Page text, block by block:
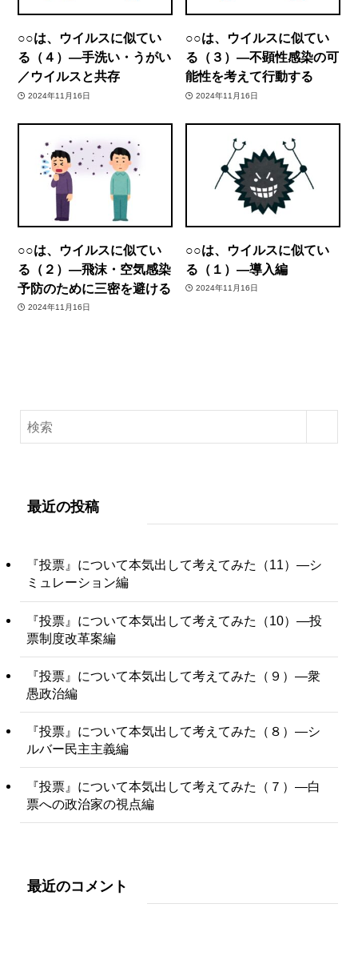
○○は、ウイルスに似てい
る（４）―手洗い・うがい
／ウイルスと共存
2024年11月16日
○○は、ウイルスに似てい
る（３）―不顕性感染の可
能性を考えて行動する
2024年11月16日
○○は、ウイルスに似てい
る（２）―飛沫・空気感染
予防のために三密を避ける
2024年11月16日
○○は、ウイルスに似てい
る（１）―導入編
2024年11月16日
最近の投稿
『投票』について本気出して考えてみた（11）―シ
ミュレーション編
『投票』について本気出して考えてみた（10）―投
票制度改革案編
『投票』について本気出して考えてみた（９）―衆
愚政治編
『投票』について本気出して考えてみた（８）―シ
ルバー民主主義編
『投票』について本気出して考えてみた（７）―白
票への政治家の視点編
最近のコメント